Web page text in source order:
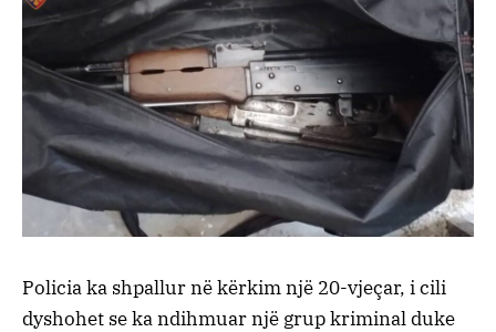
Policia ka shpallur në kërkim një 20-vjeçar, i cili
dyshohet se ka ndihmuar një grup kriminal duke